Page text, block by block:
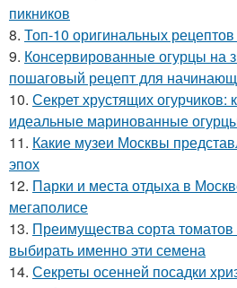
пикников
8. Топ-10 оригинальных рецептов
9. Консервированные огурцы на
пошаговый рецепт для
10. Секрет хрустящих огурчиков:
идеальные маринованные
11. Какие музеи Москвы
эпох
12. Парки и места отдыха в
мегаполисе
13. Преимущества сорта
выбирать именно эти семена
14. Секреты осенней посадки